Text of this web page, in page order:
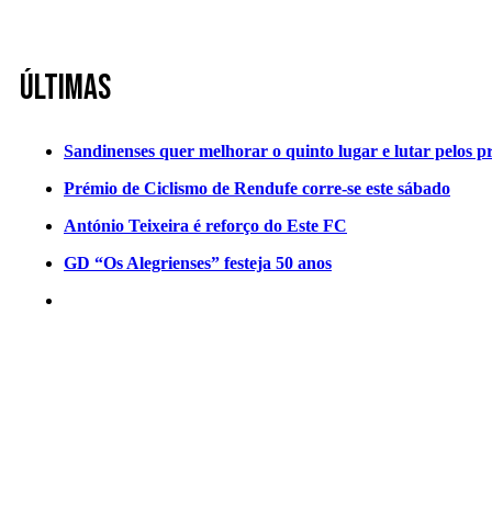
Últimas
Sandinenses quer melhorar o quinto lugar e lutar pelos
Prémio de Ciclismo de Rendufe corre-se este sábado
António Teixeira é reforço do Este FC
GD “Os Alegrienses” festeja 50 anos